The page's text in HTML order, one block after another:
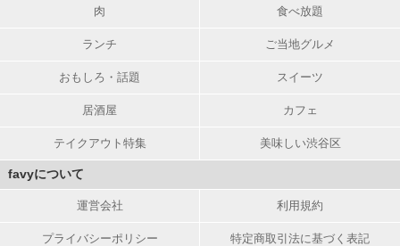
肉 食べ放題
ランチ ご当地グルメ
おもしろ・話題 スイーツ
居酒屋 カフェ
テイクアウト特集 美味しい渋谷区
favyについて
運営会社 利用規約
プライバシーポリシー 特定商取引法に基づく表記